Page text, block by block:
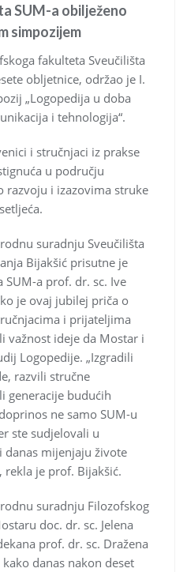
SUM-a obilježeno
simpozijem
fakulteta Sveučilišta
obljetnice, održao je I.
„Logopedija u doba
i tehnologija“.
i stručnjaci iz prakse
u području
razvoju i izazovima struke
suradnju Sveučilišta
Bijakšić prisutne je
a prof. dr. sc. Ive
je ovaj jubilej priča o
i prijateljima
važnost ideje da Mostar i
Logopedije. „Izgradili
razvili stručne
generacije budućih
ne samo SUM-u
ste sudjelovali u
danas mijenjaju živote
rekla je prof. Bijakšić.
suradnju Filozofskog
doc. dr. sc. Jelena
prof. dr. sc. Dražena
danas nakon deset